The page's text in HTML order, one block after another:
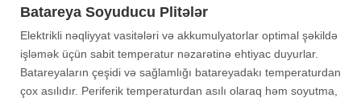
Batareya Soyuducu Plitələr
Elektrikli nəqliyyat vasitələri və akkumulyatorlar optimal şəkildə
işləmək üçün sabit temperatur nəzarətinə ehtiyac duyurlar.
Batareyaların çeşidi və sağlamlığı batareyadakı temperaturdan
çox asılıdır. Periferik temperaturdan asılı olaraq həm soyutma,